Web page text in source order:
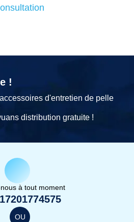
!
d'entretien de pelle
distribution gratuite !
à tout moment
OU